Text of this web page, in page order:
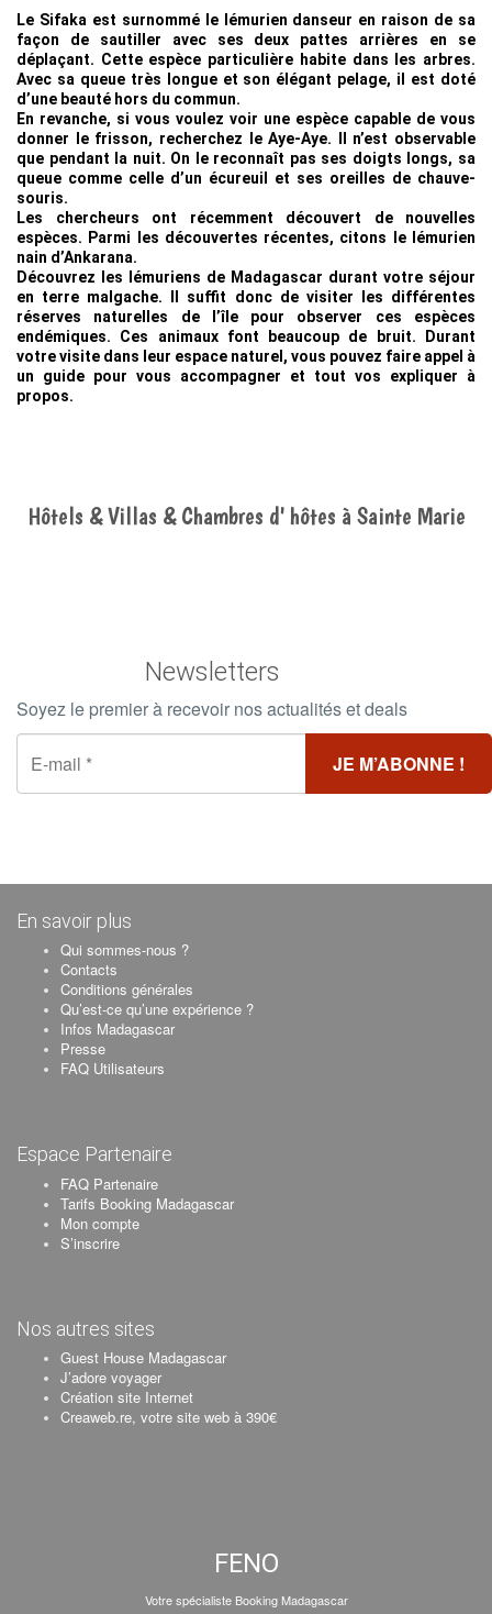
Le Sifaka est surnommé le lémurien danseur en raison de sa
façon de sautiller avec ses deux pattes arrières en se
déplaçant. Cette espèce particulière habite dans les arbres.
Avec sa queue très longue et son élégant pelage, il est doté
d’une beauté hors du commun.
En revanche, si vous voulez voir une espèce capable de vous
donner le frisson, recherchez le Aye-Aye. Il n’est observable
que pendant la nuit. On le reconnaît pas ses doigts longs, sa
queue comme celle d’un écureuil et ses oreilles de chauve-
souris.
Les chercheurs ont récemment découvert de nouvelles
espèces. Parmi les découvertes récentes, citons le lémurien
nain d’Ankarana.
Découvrez les lémuriens de Madagascar durant votre séjour
en terre malgache. Il suffit donc de visiter les différentes
réserves naturelles de l’île pour observer ces espèces
endémiques. Ces animaux font beaucoup de bruit. Durant
votre visite dans leur espace naturel, vous pouvez faire appel à
un guide pour vous accompagner et tout vos expliquer à
propos.
Hôtels & Villas & Chambres d' hôtes à Sainte Marie
Newsletters
Soyez le premier à recevoir nos actualités et deals
En savoir plus
Qui sommes-nous ?
Contacts
Conditions générales
Qu’est-ce qu’une expérience ?
Infos Madagascar
Presse
FAQ Utilisateurs
Espace Partenaire
FAQ Partenaire
Tarifs Booking Madagascar
Mon compte
S’inscrire
Nos autres sites
Guest House Madagascar
J’adore voyager
Création site Internet
Creaweb.re, votre site web à 390€
FENO
Votre spécialiste Booking Madagascar